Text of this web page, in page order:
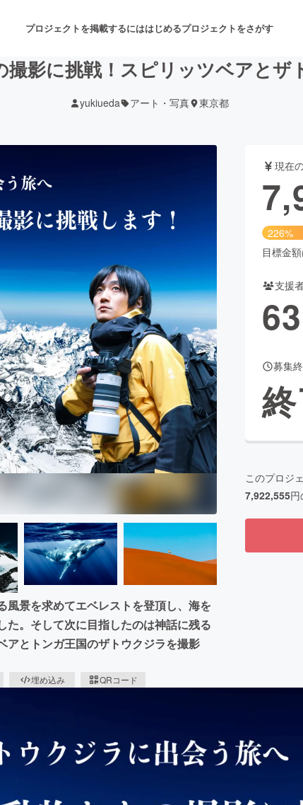
プロジェクトを掲載するにははじめるプロジェクトをさがす
音楽 舞台・パフォーマンス
ゲーム・サービス開発
チャレンジ ビューティー・ヘルス
CAMPFIRE for Social GoodCAMPFIRE Creation
CAMPFIREふるさと納税machi-yaコミュニティ
影に挑戦！スピリッツベアとザ
yukiueda アート・写真 東京都
景を求めてエベレストを登頂し、海を
。そして次に目指したのは神話に残る
アとトンガ王国のザトウクジラを撮影
埋め込み QRコード
現在
226%
目標金
支援
募集
このプロジ
7,922,555円